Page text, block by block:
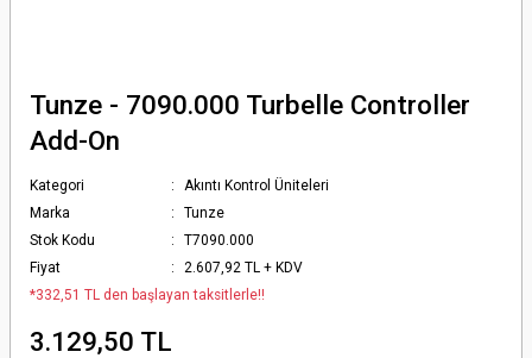
Tunze - 7090.000 Turbelle Controller
Add-On
Kategori
Akıntı Kontrol Üniteleri
Marka
Tunze
Stok Kodu
T7090.000
Fiyat
2.607,92 TL + KDV
*332,51 TL den başlayan taksitlerle!!
3.129,50 TL